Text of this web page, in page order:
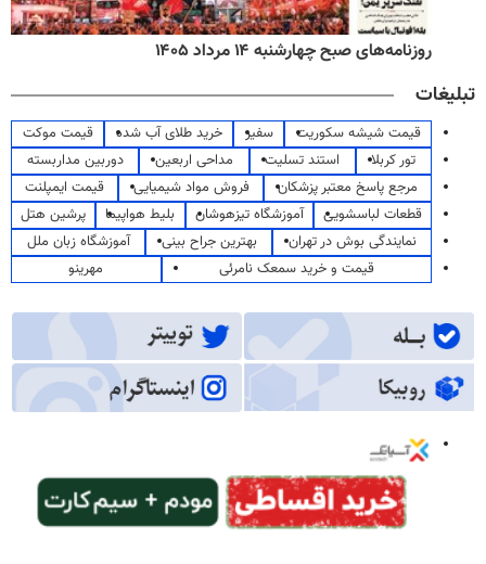
روزنامه‌های صبح چهارشنبه ۱۴ مرداد ۱۴۰۵
تبلیغات
قیمت شیشه سکوریت سفیر خرید طلای آب شده
قیمت موکت
تور کربلا
استند تسلیت مداحی اربعین
دوربین مداربسته
مرجع پاسخ معتبر پزشکان
فروش مواد شیمیایی
قیمت ایمپلنت
قطعات لباسشویی
آموزشگاه تیزهوشان بلیط هواپیما
پرشین هتل
نمایندگی بوش در تهران
بهترین جراح بینی
آموزشگاه زبان ملل
قیمت و خرید سمعک نامرئی
مهرینو